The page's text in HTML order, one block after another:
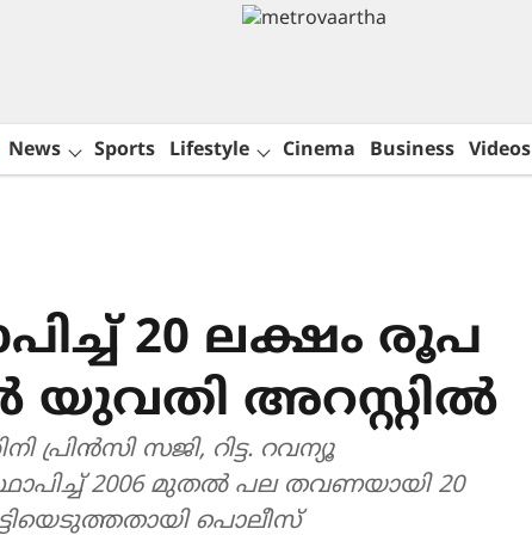
News Sports Lifestyle Cinema Business Videos
20 ലക്ഷം രൂപ
യുവതി അറസ്റ്റിൽ
പ്രിൻസി സജി, റിട്ട. റവന്യൂ
2006 മുതൽ പല തവണയായി 20
പൊലീസ്